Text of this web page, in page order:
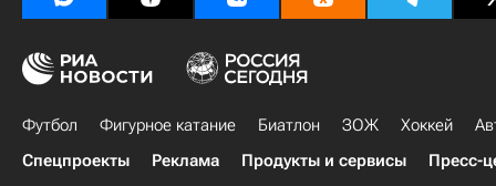
Футбол Фигурное катание Биатлон ЗОЖ Хоккей
Спецпроекты
Реклама Продукты и сервисы Пресс-